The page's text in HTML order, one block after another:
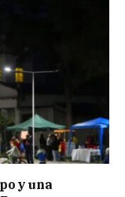
y una